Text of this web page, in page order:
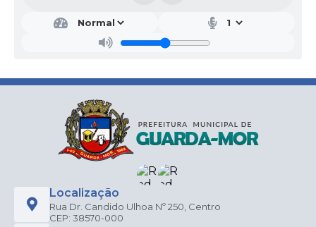
Localização
Rua Dr. Candido Ulhoa Nº 250, Centro
CEP: 38570-000